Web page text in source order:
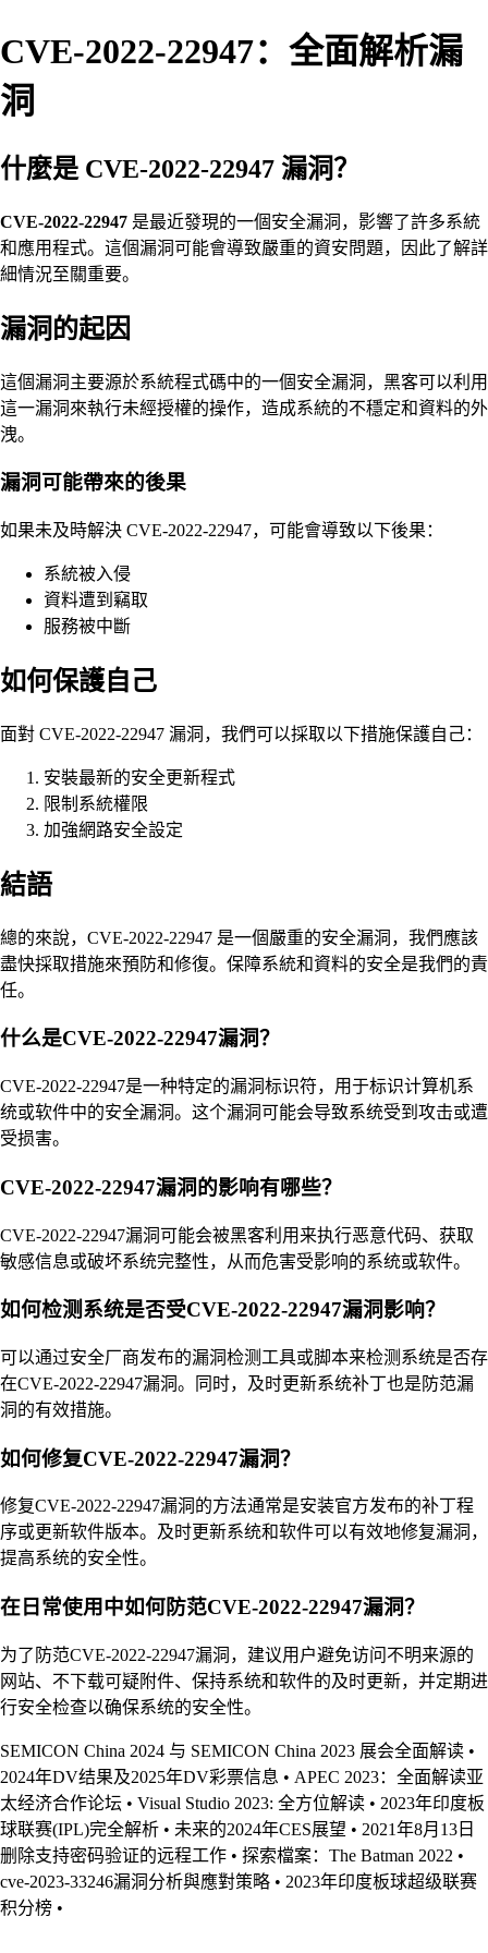
CVE-2022-22947：全面解析漏
洞
什麼是 CVE-2022-22947 漏洞？
CVE-2022-22947 是最近發現的一個安全漏洞，影響了許多系統
和應用程式。這個漏洞可能會導致嚴重的資安問題，因此了解詳
細情況至關重要。
漏洞的起因
這個漏洞主要源於系統程式碼中的一個安全漏洞，黑客可以利用
這一漏洞來執行未經授權的操作，造成系統的不穩定和資料的外
洩。
漏洞可能帶來的後果
如果未及時解決 CVE-2022-22947，可能會導致以下後果：
系統被入侵
資料遭到竊取
服務被中斷
如何保護自己
面對 CVE-2022-22947 漏洞，我們可以採取以下措施保護自己：
安裝最新的安全更新程式
限制系統權限
加強網路安全設定
結語
總的來說，CVE-2022-22947 是一個嚴重的安全漏洞，我們應該
盡快採取措施來預防和修復。保障系統和資料的安全是我們的責
任。
什么是CVE-2022-22947漏洞？
CVE-2022-22947是一种特定的漏洞标识符，用于标识计算机系
统或软件中的安全漏洞。这个漏洞可能会导致系统受到攻击或遭
受损害。
CVE-2022-22947漏洞的影响有哪些？
CVE-2022-22947漏洞可能会被黑客利用来执行恶意代码、获取
敏感信息或破坏系统完整性，从而危害受影响的系统或软件。
如何检测系统是否受CVE-2022-22947漏洞影响？
可以通过安全厂商发布的漏洞检测工具或脚本来检测系统是否存
在CVE-2022-22947漏洞。同时，及时更新系统补丁也是防范漏
洞的有效措施。
如何修复CVE-2022-22947漏洞？
修复CVE-2022-22947漏洞的方法通常是安装官方发布的补丁程
序或更新软件版本。及时更新系统和软件可以有效地修复漏洞，
提高系统的安全性。
在日常使用中如何防范CVE-2022-22947漏洞？
为了防范CVE-2022-22947漏洞，建议用户避免访问不明来源的
网站、不下载可疑附件、保持系统和软件的及时更新，并定期进
行安全检查以确保系统的安全性。
SEMICON China 2024 与 SEMICON China 2023 展会全面解读 •
2024年DV结果及2025年DV彩票信息 • APEC 2023：全面解读亚
太经济合作论坛 • Visual Studio 2023: 全方位解读 • 2023年印度板
球联赛(IPL)完全解析 • 未来的2024年CES展望 • 2021年8月13日
删除支持密码验证的远程工作 • 探索檔案：The Batman 2022 •
cve-2023-33246漏洞分析與應對策略 • 2023年印度板球超级联赛
积分榜 •